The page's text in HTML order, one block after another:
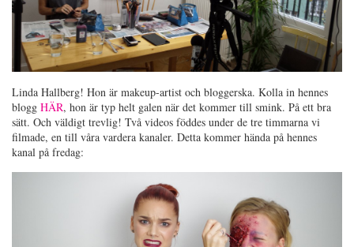
Linda Hallberg! Hon är makeup-artist och bloggerska. Kolla in hennes
blogg HÄR, hon är typ helt galen när det kommer till smink. På ett bra
sätt. Och väldigt trevlig! Två videos föddes under de tre timmarna vi
filmade, en till våra vardera kanaler. Detta kommer hända på hennes
kanal på fredag: